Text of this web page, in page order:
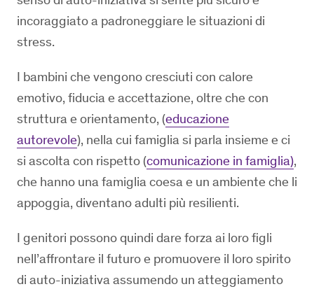
incoraggiato a padroneggiare le situazioni di
stress.
I bambini che vengono cresciuti con calore
emotivo, fiducia e accettazione, oltre che con
struttura e orientamento, (educazione
autorevole), nella cui famiglia si parla insieme e ci
si ascolta con rispetto (comunicazione in famiglia),
che hanno una famiglia coesa e un ambiente che li
appoggia, diventano adulti più resilienti.
I genitori possono quindi dare forza ai loro figli
nell’affrontare il futuro e promuovere il loro spirito
di auto-iniziativa assumendo un atteggiamento